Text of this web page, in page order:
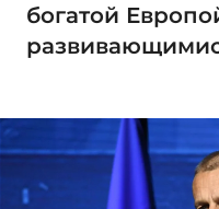
богатой